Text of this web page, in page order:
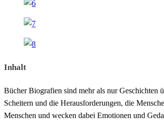
Inhalt
Bücher Biografien sind mehr als nur Geschichten
Scheitern und die Herausforderungen, die
Menschen und wecken dabei Emotionen und